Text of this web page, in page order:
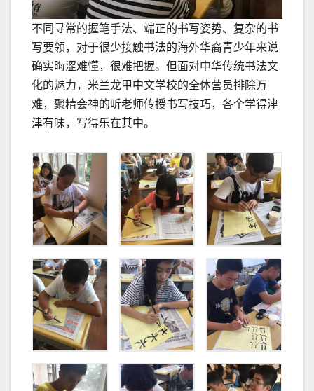
不同寻常的握笔手法、端正的书写姿势、复杂的书
写要领，对于很少接触书法的海外华裔青少年来说
确实晦涩难懂，很难把握。但面对中华传统书法文
化的魅力，米兰龙甲中文学校的全体营员排除万
难，聚精会神的听老师传授书写技巧，各个学得津
津有味，写得乐在其中。